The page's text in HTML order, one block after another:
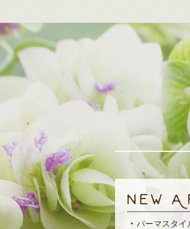
パーマスタイ